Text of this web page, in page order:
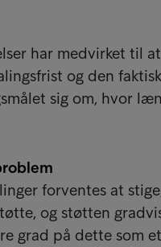
har medvirket til at
og den
sig om, hvor
forventes at
og støtten
grad på dette som et